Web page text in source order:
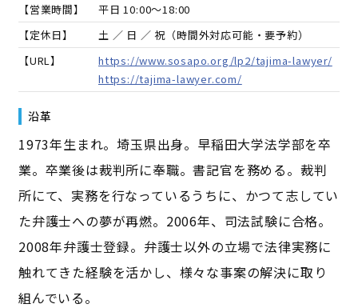
【営業時間】
平日 10:00～18:00
【定休日】
土 ／ 日 ／ 祝（時間外対応可能・要予約）
【URL】
https://www.sosapo.org/lp2/tajima-lawyer/
https://tajima-lawyer.com/
沿革
1973年生まれ。埼玉県出身。早稲田大学法学部を卒
業。卒業後は裁判所に奉職。書記官を務める。裁判
所にて、実務を行なっているうちに、かつて志してい
た弁護士への夢が再燃。2006年、司法試験に合格。
2008年弁護士登録。弁護士以外の立場で法律実務に
触れてきた経験を活かし、様々な事案の解決に取り
組んでいる。